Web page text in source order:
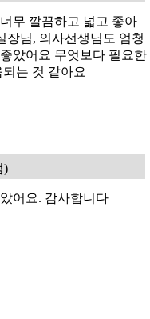
무 깔끔하고 넓고 좋아
장님, 의사선생님도 엄청
았어요 무엇보다 필요한
는 것 같아요
)
어요. 감사합니다